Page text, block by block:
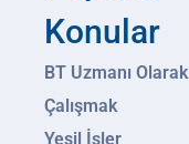
Konular
BT Uzmanı Olarak
Çalışmak
Yeşil İşler